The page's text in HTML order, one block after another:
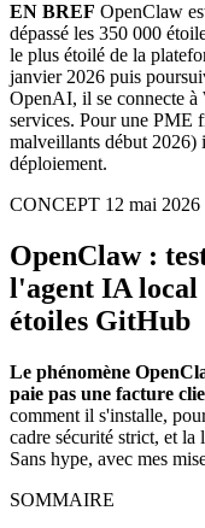
EN BREF OpenClaw
dépassé les 350 000
le plus étoilé de la
janvier 2026 puis
OpenAI, il se connecte à
services. Pour une PME
malveillants début 2026)
déploiement.
CONCEPT 12 mai 2026
OpenClaw:
l'agent IA local
étoiles GitHub
Le phénomène
paie pas une facture
comment il s'installe,
cadre sécurité strict, et la
Sans hype, avec mes
SOMMAIRE